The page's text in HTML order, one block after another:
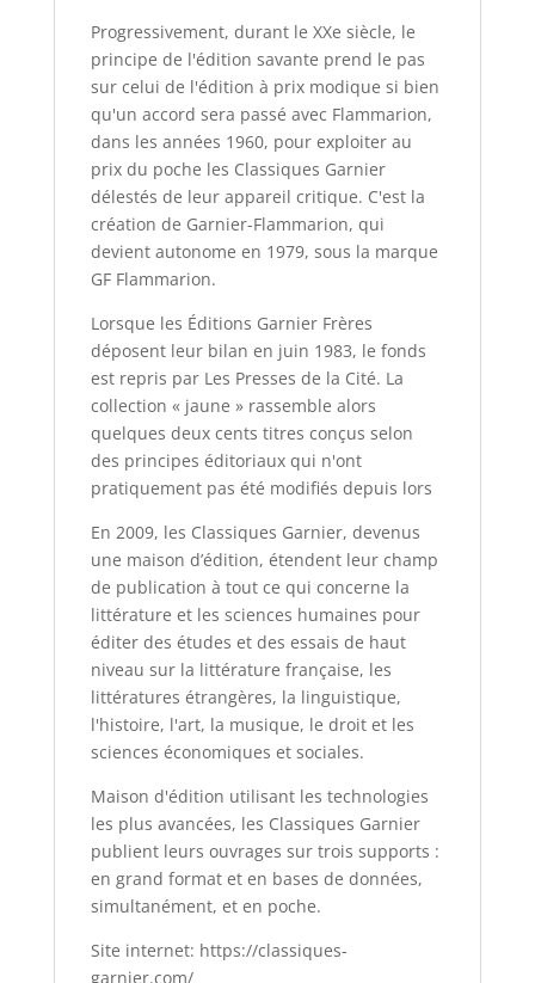
Progressivement, durant le XXe siècle, le
principe de l'édition savante prend le pas
sur celui de l'édition à prix modique si bien
qu'un accord sera passé avec Flammarion,
dans les années 1960, pour exploiter au
prix du poche les Classiques Garnier
délestés de leur appareil critique. C'est la
création de Garnier-Flammarion, qui
devient autonome en 1979, sous la marque
GF Flammarion.
Lorsque les Éditions Garnier Frères
déposent leur bilan en juin 1983, le fonds
est repris par Les Presses de la Cité. La
collection « jaune » rassemble alors
quelques deux cents titres conçus selon
des principes éditoriaux qui n'ont
pratiquement pas été modifiés depuis lors
En 2009, les Classiques Garnier, devenus
une maison d’édition, étendent leur champ
de publication à tout ce qui concerne la
littérature et les sciences humaines pour
éditer des études et des essais de haut
niveau sur la littérature française, les
littératures étrangères, la linguistique,
l'histoire, l'art, la musique, le droit et les
sciences économiques et sociales.
Maison d'édition utilisant les technologies
les plus avancées, les Classiques Garnier
publient leurs ouvrages sur trois supports :
en grand format et en bases de données,
simultanément, et en poche.
Site internet: https://classiques-
garnier.com/